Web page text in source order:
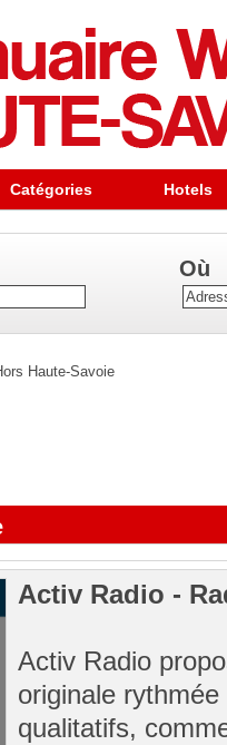
Catégories Hotels
Où
Haute-Savoie
Activ Radio -
Activ Radio
originale
qualitatifs,